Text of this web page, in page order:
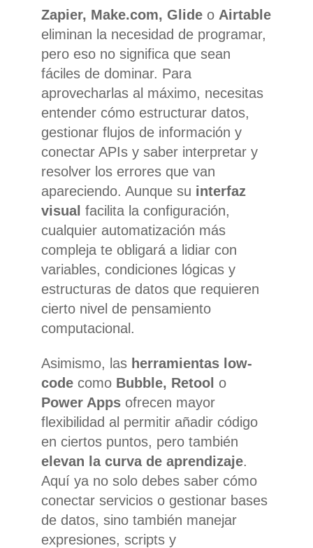
Zapier, Make.com, Glide o Airtable
eliminan la necesidad de programar,
pero eso no significa que sean
fáciles de dominar. Para
aprovecharlas al máximo, necesitas
entender cómo estructurar datos,
gestionar flujos de información y
conectar APIs y saber interpretar y
resolver los errores que van
apareciendo. Aunque su interfaz
visual facilita la configuración,
cualquier automatización más
compleja te obligará a lidiar con
variables, condiciones lógicas y
estructuras de datos que requieren
cierto nivel de pensamiento
computacional.
Asimismo, las herramientas low-
code como Bubble, Retool o
Power Apps ofrecen mayor
flexibilidad al permitir añadir código
en ciertos puntos, pero también
elevan la curva de aprendizaje.
Aquí ya no solo debes saber cómo
conectar servicios o gestionar bases
de datos, sino también manejar
expresiones, scripts y